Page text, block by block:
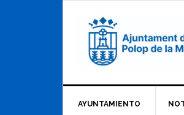
AYUNTAMIENTO